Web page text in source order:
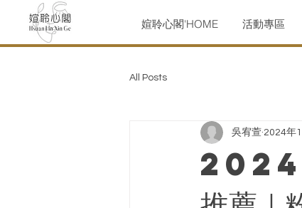
媗聆心閣'HOME 活動專區
All Posts
2024
吳宥萱 2024年